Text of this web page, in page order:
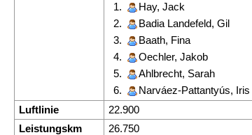
1.
Hay, Jack
2.
Badia Landefeld, Gil
3.
Baath, Fina
4.
Oechler, Jakob
5.
Ahlbrecht, Sarah
6.
Narváez-Pattantyús, Iris
Luftlinie
22.900
Leistungskm
26.750